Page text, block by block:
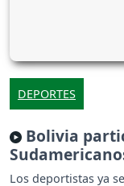
DEPORTES
Bolivia
Los deportistas ya